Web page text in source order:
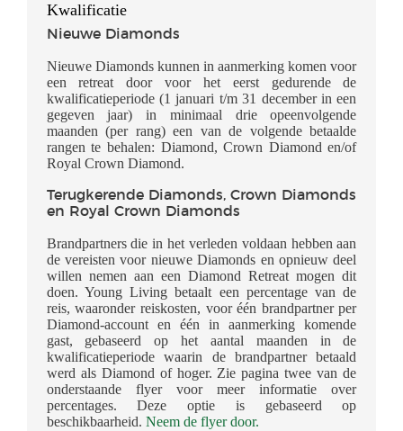
Kwalificatie
Nieuwe Diamonds
Nieuwe Diamonds kunnen in aanmerking komen voor
een retreat door voor het eerst gedurende de
kwalificatieperiode (1 januari t/m 31 december in een
gegeven jaar) in minimaal drie opeenvolgende
maanden (per rang) een van de volgende betaalde
rangen te behalen: Diamond, Crown Diamond en/of
Royal Crown Diamond.
Terugkerende Diamonds, Crown Diamonds
en Royal Crown Diamonds
Brandpartners die in het verleden voldaan hebben aan
de vereisten voor nieuwe Diamonds en opnieuw deel
willen nemen aan een Diamond Retreat mogen dit
doen. Young Living betaalt een percentage van de
reis, waaronder reiskosten, voor één brandpartner per
Diamond-account en één in aanmerking komende
gast, gebaseerd op het aantal maanden in de
kwalificatieperiode waarin de brandpartner betaald
werd als Diamond of hoger. Zie pagina twee van de
onderstaande flyer voor meer informatie over
percentages. Deze optie is gebaseerd op
beschikbaarheid. Neem de flyer door.